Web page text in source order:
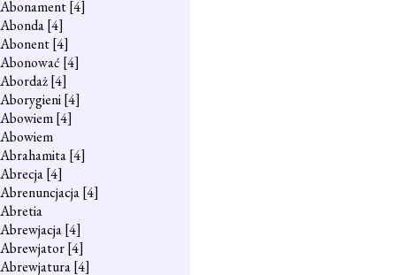
Abonament[4]
Abonda[4]
Abonent[4]
Abonować [4]
Abordaż[4]
Aborygieni[4]
Abowiem[4]
Abowiem
Abrahamita[4]
Abrecja[4]
Abrenuncjacja[4]
Abretia
Abrewjacja[4]
Abrewjator[4]
Abrewjatura[4]